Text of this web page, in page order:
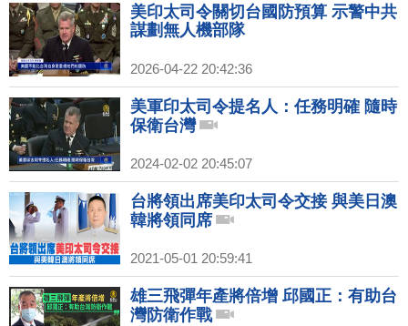
美印太司令關切台國防預算 示警中共
謀劃無人機部隊
2026-04-22 20:42:36
美軍印太司令提名人：任務明確 隨時
保衛台灣
2024-02-02 20:45:07
台將領出席美印太司令交接 與美日澳
韓將領同席
2021-05-01 20:59:41
雄三飛彈年產將倍增 邱國正：有助台
灣防衛作戰